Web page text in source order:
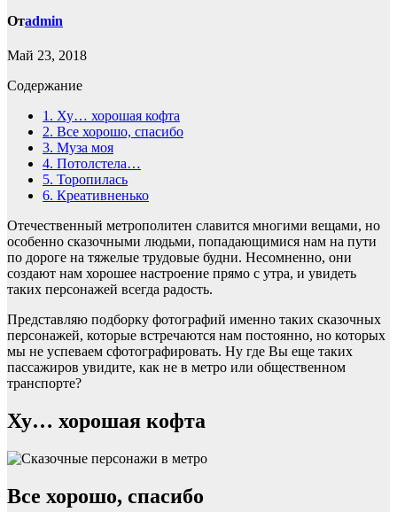
Отadmin
Май 23, 2018
Содержание
1. Ху… хорошая кофта
2. Все хорошо, спасибо
3. Муза моя
4. Потолстела…
5. Торопилась
6. Креативненько
Отечественный метрополитен славится многими вещами, но
особенно сказочными людьми, попадающимися нам на пути
по дороге на тяжелые трудовые будни. Несомненно, они
создают нам хорошее настроение прямо с утра, и увидеть
таких персонажей всегда радость.
Представляю подборку фотографий именно таких сказочных
персонажей, которые встречаются нам постоянно, но которых
мы не успеваем сфотографировать. Ну где Вы еще таких
пассажиров увидите, как не в метро или общественном
транспорте?
Ху… хорошая кофта
Все хорошо, спасибо